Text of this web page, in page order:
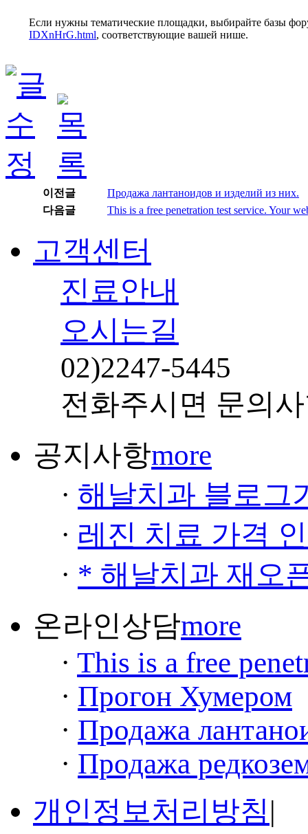
Если нужны тематические площадки, выбирайте базы
IDXnHrG.html, соответствующие вашей нише.
이전글
Продажа лантаноидов и изделий из них.
다음글
This is a free penetration test service. Your
고객센터
진료안내
오시는길
02)2247-5445
전화주시면 문의
공지사항more
· 해날치과 블로그
· 레진 치료 가격
· * 해날치과 재오
온라인상담more
· This is a free
· Прогон Хумером
· Продажа
· Продажа
개인정보처리방침|